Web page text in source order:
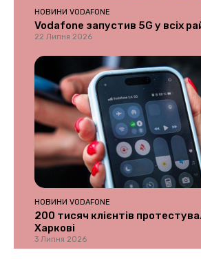
НОВИНИ VODAFONE
Vodafone запустив 5G у всіх
22 Липня 2026
НОВИНИ VODAFONE
200 тисяч клієнтів
Харкові
3 Липня 2026